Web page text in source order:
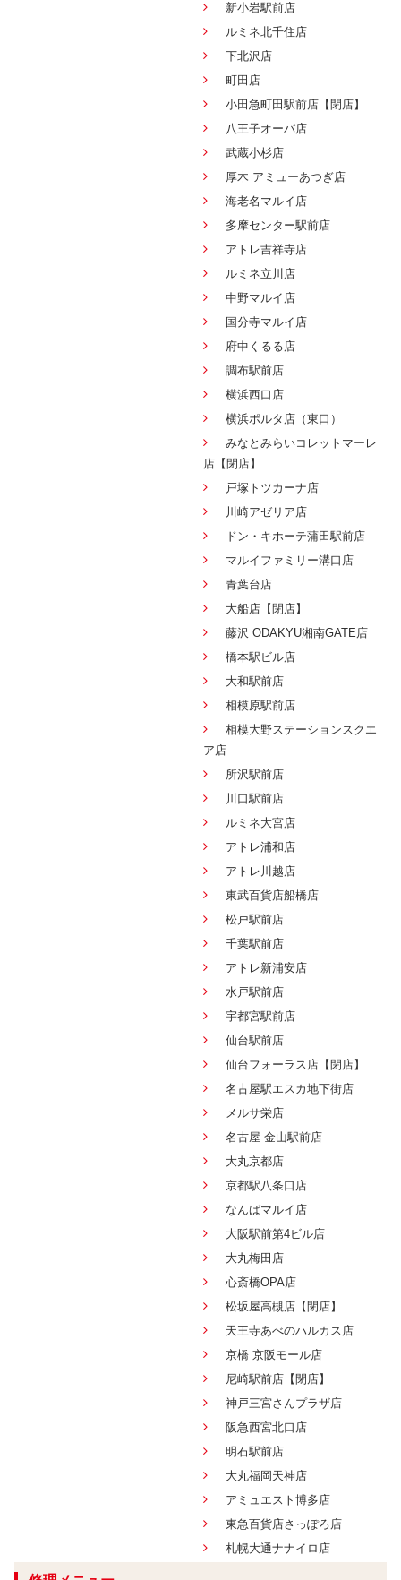
新小岩駅前店
ルミネ北千住店
下北沢店
町田店
小田急町田駅前店【閉店】
八王子オーパ店
武蔵小杉店
厚木 アミューあつぎ店
海老名マルイ店
多摩センター駅前店
アトレ吉祥寺店
ルミネ立川店
中野マルイ店
国分寺マルイ店
府中くるる店
調布駅前店
横浜西口店
横浜ポルタ店（東口）
みなとみらいコレットマーレ
店【閉店】
戸塚トツカーナ店
川崎アゼリア店
ドン・キホーテ蒲田駅前店
マルイファミリー溝口店
青葉台店
大船店【閉店】
藤沢 ODAKYU湘南GATE店
橋本駅ビル店
大和駅前店
相模原駅前店
相模大野ステーションスクエ
ア店
所沢駅前店
川口駅前店
ルミネ大宮店
アトレ浦和店
アトレ川越店
東武百貨店船橋店
松戸駅前店
千葉駅前店
アトレ新浦安店
水戸駅前店
宇都宮駅前店
仙台駅前店
仙台フォーラス店【閉店】
名古屋駅エスカ地下街店
メルサ栄店
名古屋 金山駅前店
大丸京都店
京都駅八条口店
なんばマルイ店
大阪駅前第4ビル店
大丸梅田店
心斎橋OPA店
松坂屋高槻店【閉店】
天王寺あべのハルカス店
京橋 京阪モール店
尼崎駅前店【閉店】
神戸三宮さんプラザ店
阪急西宮北口店
明石駅前店
大丸福岡天神店
アミュエスト博多店
東急百貨店さっぽろ店
札幌大通ナナイロ店